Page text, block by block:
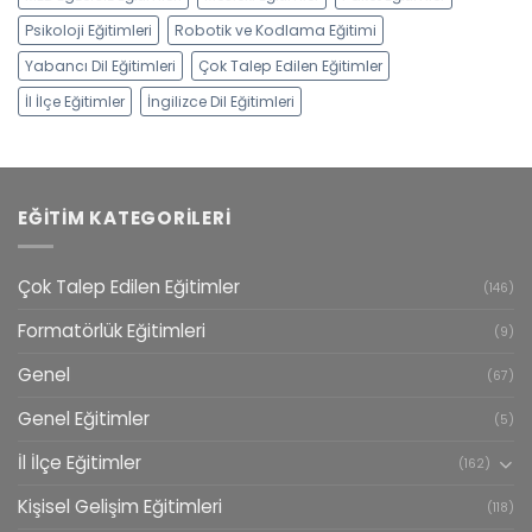
Psikoloji Eğitimleri
Robotik ve Kodlama Eğitimi
Yabancı Dil Eğitimleri
Çok Talep Edilen Eğitimler
İl İlçe Eğitimler
İngilizce Dil Eğitimleri
EĞITIM KATEGORILERI
Çok Talep Edilen Eğitimler (146)
Formatörlük Eğitimleri (9)
Genel (67)
Genel Eğitimler (5)
İl İlçe Eğitimler (162)
Kişisel Gelişim Eğitimleri (118)